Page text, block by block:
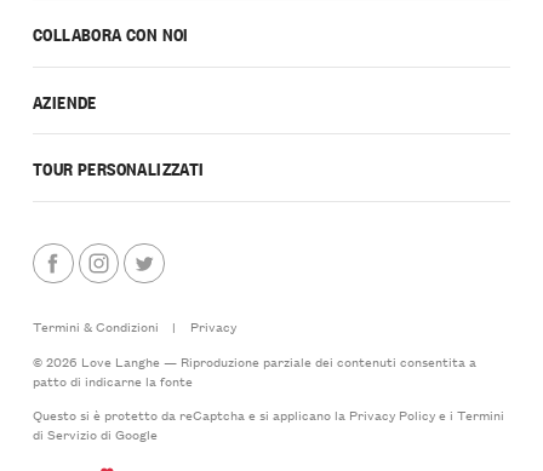
COLLABORA CON NOI
AZIENDE
TOUR PERSONALIZZATI
Termini & Condizioni |
Privacy
© 2026 Love Langhe — Riproduzione parziale dei contenuti consentita a
patto di indicarne la fonte
Questo si è protetto da reCaptcha e si applicano la Privacy Policye i Termini
di Serviziodi Google